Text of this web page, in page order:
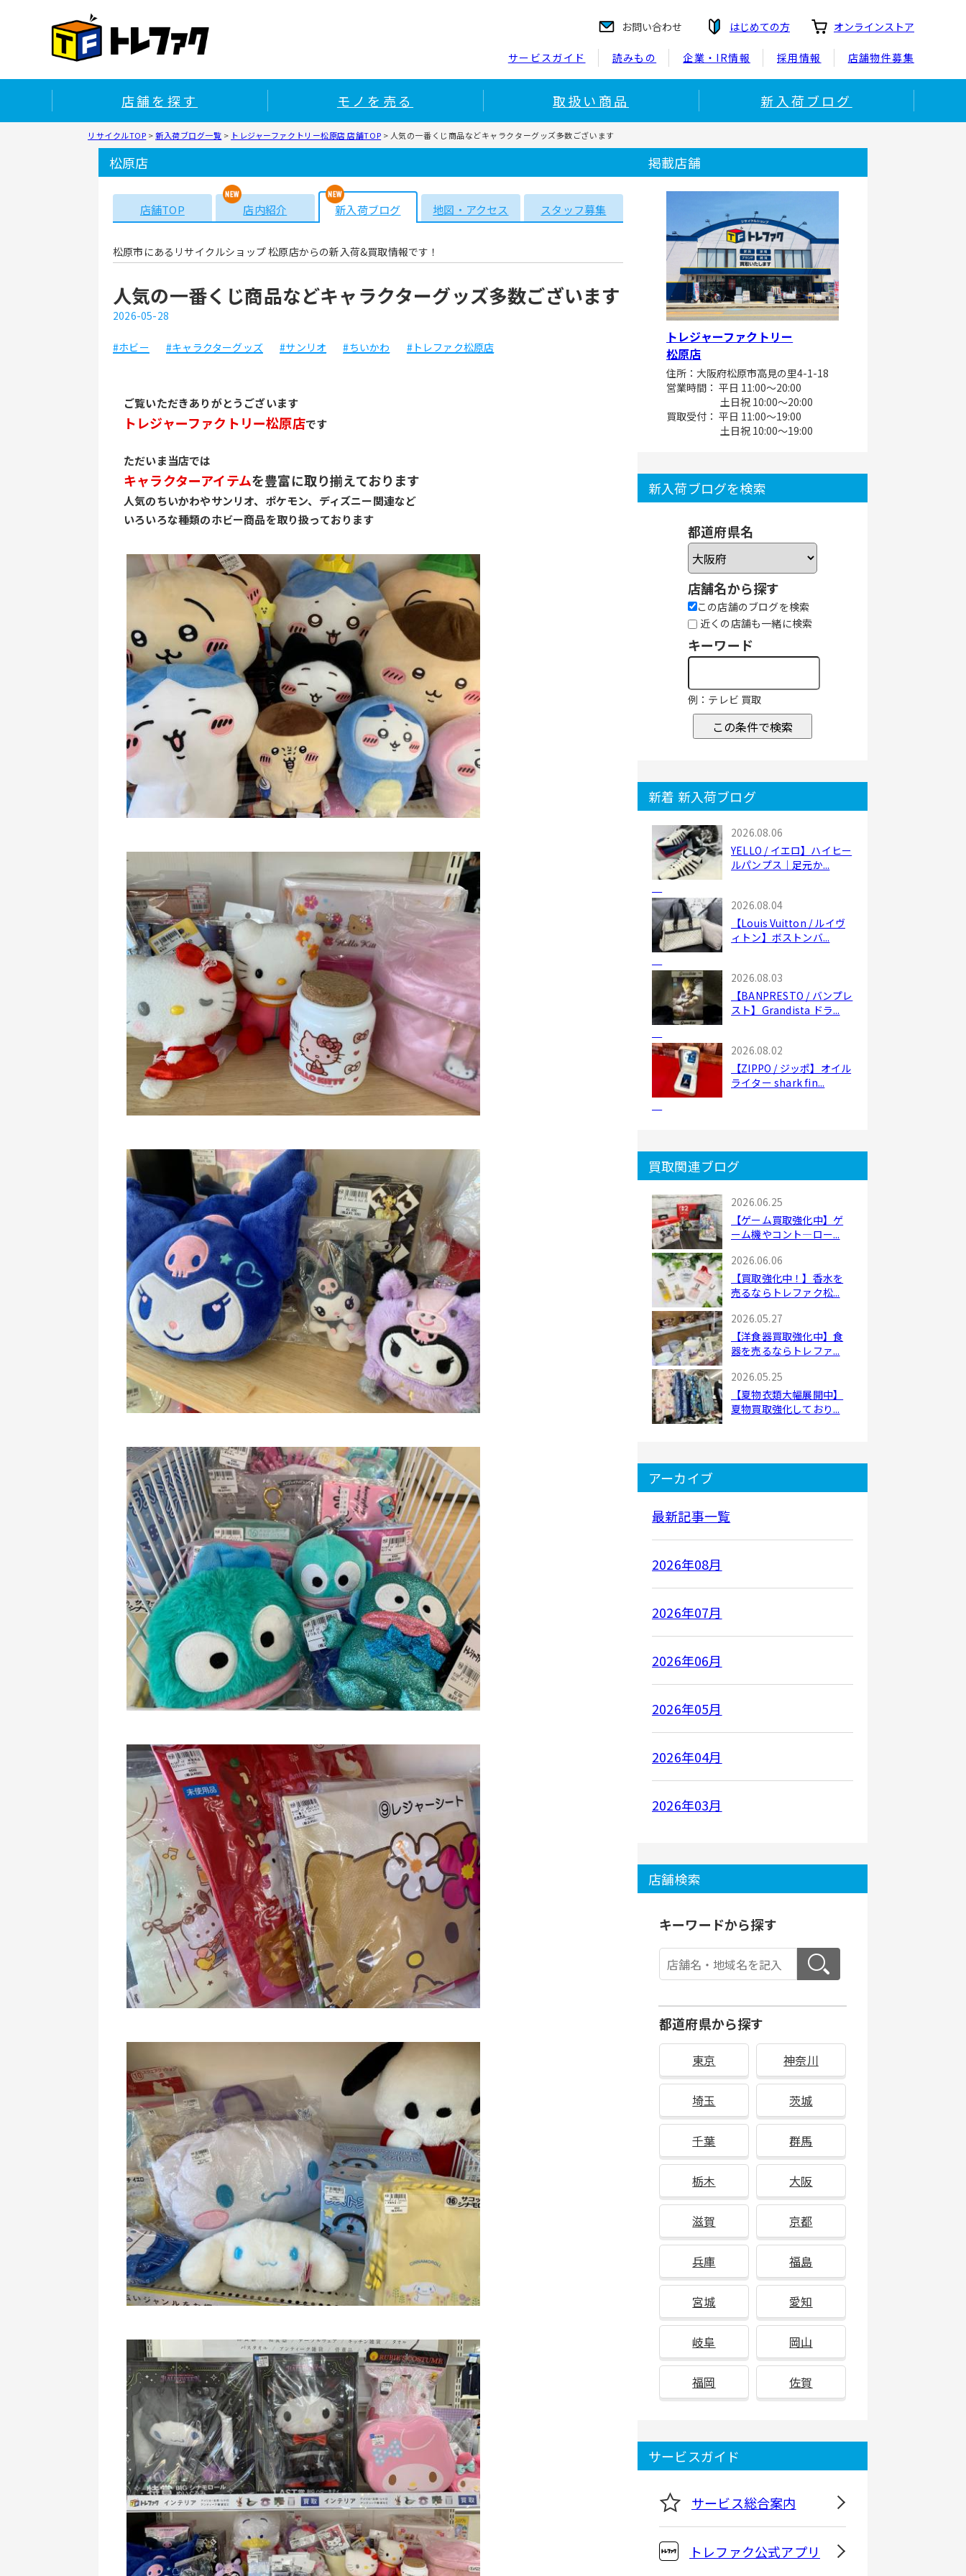
お問い合わせ はじめての方 オンラインストア
サービスガイド 読みもの 企業・IR情報 採用情報 店舗物件募集
店舗を探す モノを売る 取扱い商品 新入荷ブログ
リサイクルTOP >新入荷ブログ一覧 > トレジャーファクトリー松原店 店舗TOP > 人気の一番くじ商品などキャラクターグッズ多数ございます
松原店
店舗TOP 店内紹介 新入荷ブログ 地図・アクセス スタッフ募集
松原市にあるリサイクルショップ 松原店からの新入荷&買取情報です！
人気の一番くじ商品などキャラクターグッズ多数ございます
2026-05-28
#ホビー #キャラクターグッズ #サンリオ #ちいかわ #トレファク松原店
ご覧いただきありがとうございます
トレジャーファクトリー松原店です
﻿ただいま当店では
キャラクターアイテムを豊富に取り揃えております
人気のちいかわやサンリオ、ポケモン、ディズニー関連など
いろいろな種類のホビー商品を取り扱っております
掲載店舗
トレジャーファクトリー
松原店
住所：大阪府松原市高見の里4-1-18
営業時間： 平日 11:00～20:00
土日祝 10:00～20:00
買取受付： 平日 11:00～19:00
土日祝 10:00～19:00
新入荷ブログを検索
都道府県名
店舗名から探す
この店舗のブログを検索
近くの店舗も一緒に検索
キーワード
例：テレビ 買取
この条件で検索
新着 新入荷ブログ
2026.08.06
YELLO / イエロ】ハイヒー
ルパンプス｜足元か...
2026.08.04
【Louis Vuitton / ルイヴ
ィトン】ボストンバ...
2026.08.03
【BANPRESTO / バンプレ
スト】Grandista ドラ...
2026.08.02
【ZIPPO / ジッポ】オイル
ライター shark fin...
買取関連ブログ
2026.06.25
【ゲーム買取強化中】ゲ
ーム機やコント―ロー...
2026.06.06
【買取強化中！】香水を
売るならトレファク松...
2026.05.27
【洋食器買取強化中】食
器を売るならトレファ...
2026.05.25
【夏物衣類大幅展開中】
夏物買取強化しており...
アーカイブ
最新記事一覧
2026年08月
2026年07月
2026年06月
2026年05月
2026年04月
2026年03月
店舗検索
キーワードから探す
都道府県から探す
東京 神奈川
埼玉 茨城
千葉 群馬
栃木 大阪
滋賀 京都
兵庫 福島
宮城 愛知
岐阜 岡山
福岡 佐賀
サービスガイド
サービス総合案内
トレファク公式アプリ